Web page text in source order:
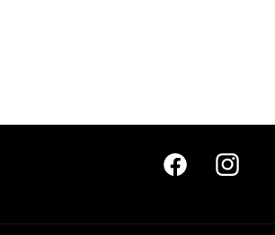
FacebookInstagram